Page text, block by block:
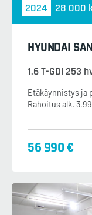
2024 28 000
HYUNDAI
1.6 T-GDi 253
Etäkäynnistys ja
Rahoitus alk.
56 990 €